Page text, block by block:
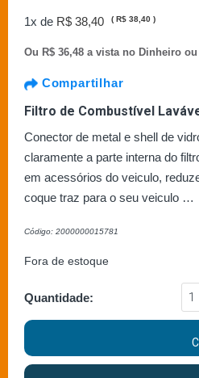
1x de R$ 38,40 ( R$ 38,40 )
Ou R$ 36,48 a vista no Dinheiro
Compartilhar
Filtro de Combustível
Conector de metal e shell de
claramente a parte interna do
em acessórios do veiculo,
coque traz para o seu veiculo …
Código: 2000000015781
Fora de estoque
Quantidade: